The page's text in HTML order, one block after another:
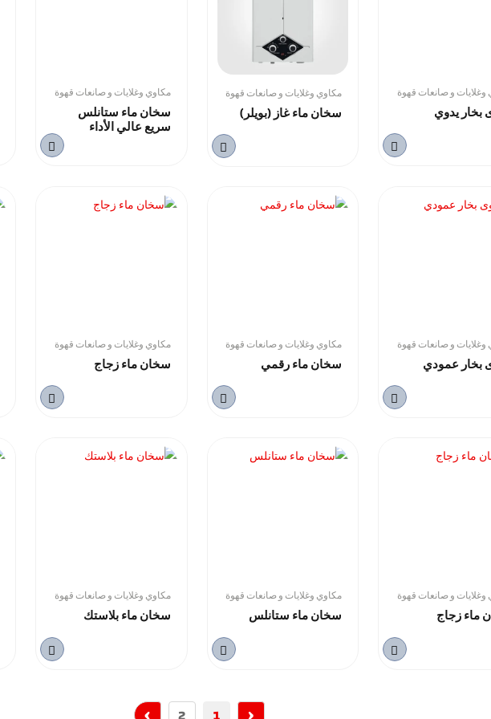
وغلايات و صانعات قهوة
بخار يدوي
مكاوي وغلايات و صانعات قهوة
سخان ماء غاز (بويلر)
مكاوي وغلايات و صانعات قهوة
سخان ماء ستانلس
سريع عالي الأداء
وغلايات و صانعات قهوة
بخار عمودي
مكاوي وغلايات و صانعات قهوة
سخان ماء رقمي
مكاوي وغلايات و صانعات قهوة
سخان ماء زجاج
وغلايات و صانعات قهوة
ماء زجاج
مكاوي وغلايات و صانعات قهوة
سخان ماء ستانلس
مكاوي وغلايات و صانعات قهوة
سخان ماء بلاستك